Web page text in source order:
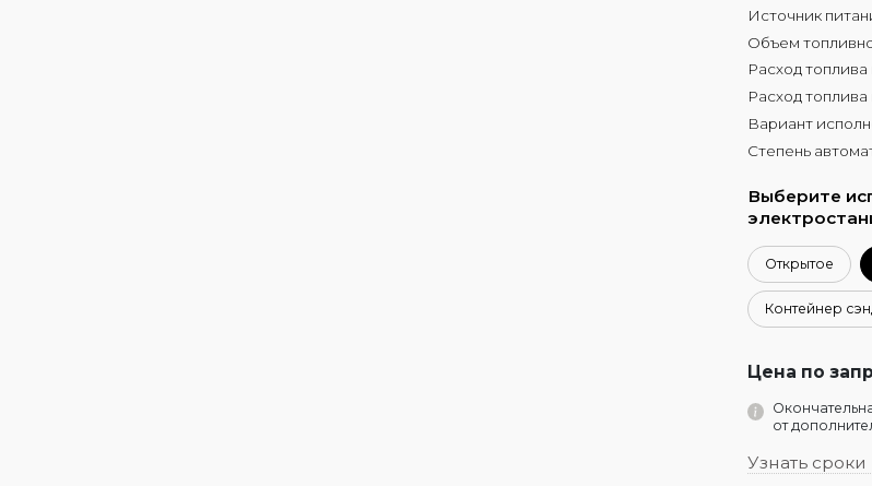
Источник
Объем
Расход топлива
Расход топлива
Вариант
Степень
Выберите
Открытое
Контейнер
Цена по
от
Узнать